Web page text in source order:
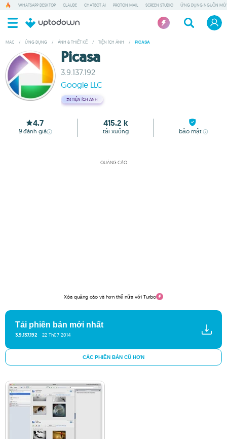
WHATSAPP DESKTOP CLAUDE CHATBOT AI PROTON MAIL SCREEN STUDIO ỨNG DỤNG NGUỒN MỞ
MAC / ỨNG DỤNG / ẢNH & THIẾT KẾ / TIỆN ÍCH ẢNH / PICASA
Picasa
3.9.137.192
Google LLC
#4TIỆN ÍCH ẢNH
4.7
9 đánh giá
415.2 k
tải xuống bảo mật
QUẢNG CÁO
Xóa quảng cáo và hơn thế nữa với Turbo
Tải phiên bản mới nhất
3.9.137.192 22 Th07 2014
CÁC PHIÊN BẢN CŨ HƠN